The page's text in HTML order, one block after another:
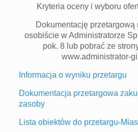
Kryteria oceny i wyboru
Dokumentację przetargową
osobiście w Administratorze
pok. 8 lub pobrać ze
www.administrator-
Informacja o wyniku przetargu
Dokumentacja przetargowa
zasoby
Lista obiektów do przetargu-